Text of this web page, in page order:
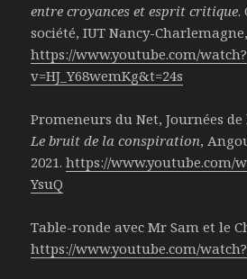
entre croyances et esprit critique.
société, IUT Nancy-
https://www.youtube.com/watch?
v=HJ_Y68wemKg&t=24s
Promeneurs du Net, Journées
Le bruit de la conspiration,
2021.https://www.youtube.com/
YsuQ
Table-ronde avec Mr Sam et le
https://www.youtube.com/